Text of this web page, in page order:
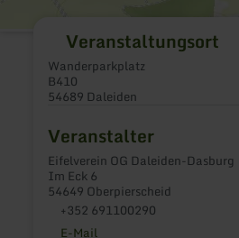
Veranstaltungsort
Wanderparkplatz
B410
54689 Daleiden
Veranstalter
Eifelverein OG Daleiden-Dasburg
Im Eck 6
54649 Oberpierscheid
+352 691100290
E-Mail